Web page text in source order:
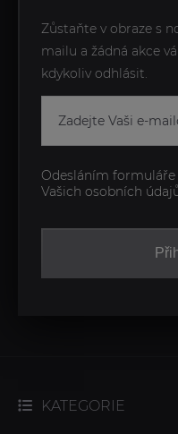
Zůstaňte v obraze s
mailu a žádná akce
kdykoliv odhlásit.
Odesláním
Vašich osobních
KATEGORIE